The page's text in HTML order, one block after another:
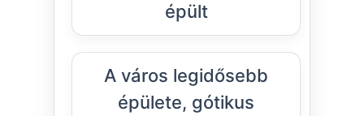
épült
A város legidősebb
épülete, gótikus